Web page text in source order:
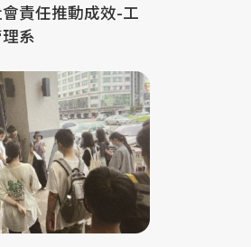
責任推動成效-工
系